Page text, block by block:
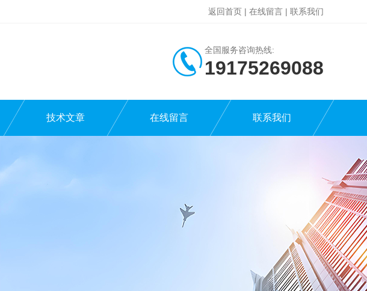
返回首页 | 在线留言 | 联系我们
全国服务咨询热线:
19175269088
技术文章 在线留言 联系我们